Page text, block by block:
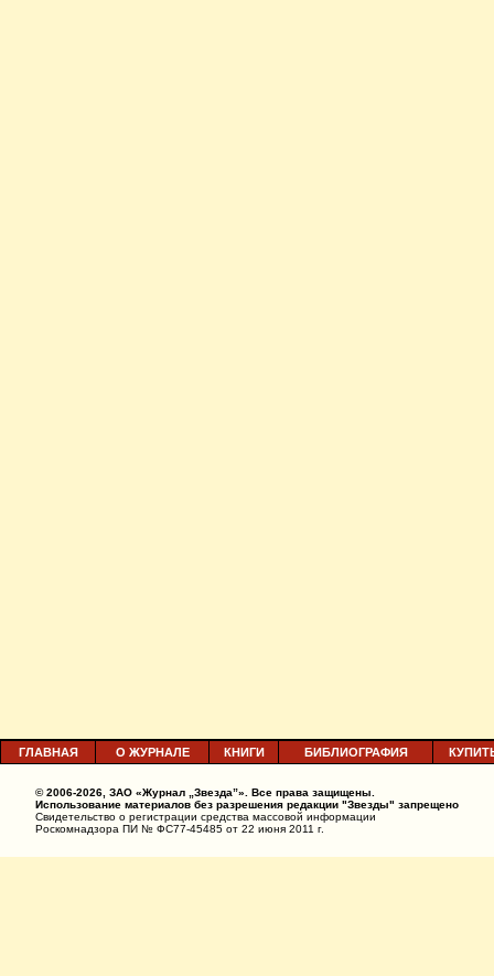
ГЛАВНАЯ О ЖУРНАЛЕ КНИГИ БИБЛИОГРАФИЯ
© 2006-2026, ЗАО «Журнал „Звезда”». Все права защищены.
Использование материалов без разрешения редакции "Звезды" запрещено
Свидетельство о регистрации средства массовой информации
Роскомнадзора ПИ № ФС77-45485 от 22 июня 2011 г.